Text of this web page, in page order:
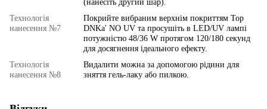
(нанесіть другий шар).
Технологія
нанесення №7
Покрийте вибраним верхнім покриттям Top
DNKa' NO UV та просушіть в LED/UV лампі
потужністю 48/36 W протягом 120/180 секунд
для досягнення ідеального ефекту.
Технологія
нанесення №8
Видалити можна за допомогою рідини для
зняття гель-лаку або пилкою.